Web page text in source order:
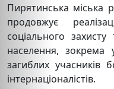
Пирятинська міська
продовжує
соціального
населення, зокрема
загиблих учасників
інтернаціоналістів.